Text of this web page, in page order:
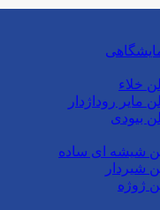
خلاء
مایر روداژدار
بیودی
شیشه ای ساده
شیردار
ژوژه